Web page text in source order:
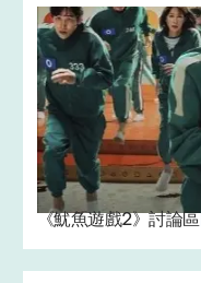
《魷魚遊戲2》討論區